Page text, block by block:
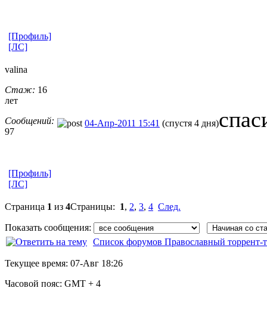
[Профиль]
[ЛС]
valina
Стаж: 16
лет
Сообщений:
97
04-Апр-2011 15:41 (спустя 4 дня)
[Профиль]
[ЛС]
Страница 1 из 4Страницы: 1, 2, 3, 4 След.
Показать сообщения:
Список форумов Православный торрент-
Текущее время: 07-Авг 18:26
Часовой пояс: GMT + 4